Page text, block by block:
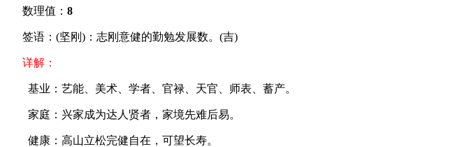
数理值： 8
签语：(坚刚)：志刚意健的勤勉发展数。(吉)
详解：
基业：艺能、美术、学者、官禄、天官、师表、蓄产。
家庭：兴家成为达人贤者，家境先难后易。
健康：高山立松完健自在，可望长寿。